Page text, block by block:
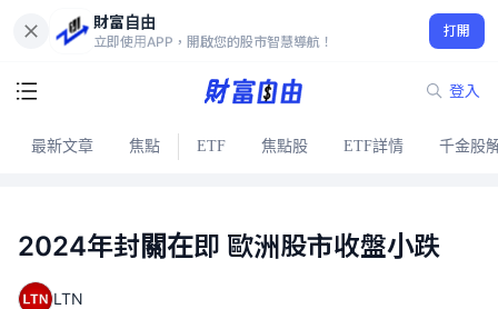
財富自由
立即使用APP，開啟您的股市智慧導航！
打開
登入
最新文章 焦點 ETF 焦點股 ETF詳情 千金股
2024年封關在即 歐洲股市收盤小跌
LTN